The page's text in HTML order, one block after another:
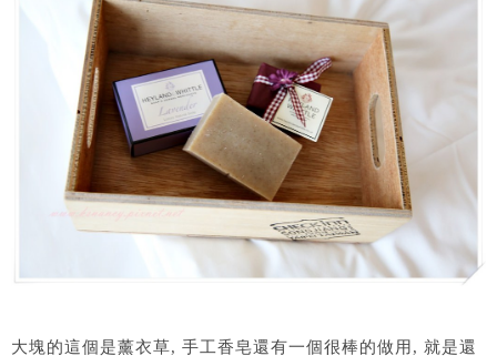
大塊的這個是薰衣草, 手工香皂還有一個很棒的做用, 就是還